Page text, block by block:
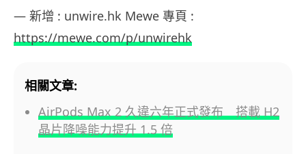
— 新增 : unwire.hk Mewe 專頁 :
https://mewe.com/p/unwirehk
相關文章:
AirPods Max 2 久違六年正式發布 搭載 H2
晶片降噪能力提升 1.5 倍